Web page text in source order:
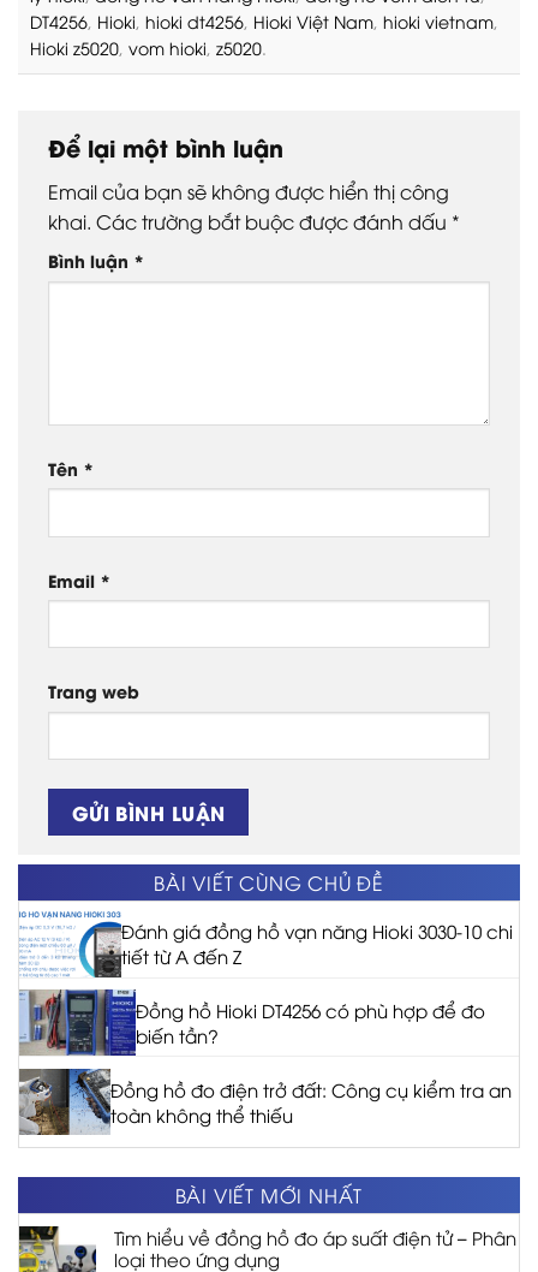
DT4256, Hioki, hioki dt4256, Hioki Việt Nam, hioki vietnam,
Hioki z5020, vom hioki, z5020.
Để lại một bình luận
Email của bạn sẽ không được hiển thị công
khai. Các trường bắt buộc được đánh dấu *
Bình luận *
Tên *
Email *
Trang web
BÀI VIẾT CÙNG CHỦ ĐỀ
Đánh giá đồng hồ vạn năng Hioki 3030-10 chi
tiết từ A đến Z
Đồng hồ Hioki DT4256 có phù hợp để đo
biến tần?
Đồng hồ đo điện trở đất: Công cụ kiểm tra an
toàn không thể thiếu
BÀI VIẾT MỚI NHẤT
Tìm hiểu về đồng hồ đo áp suất điện tử – Phân
loại theo ứng dụng